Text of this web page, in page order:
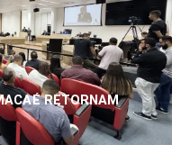
RETORNAM